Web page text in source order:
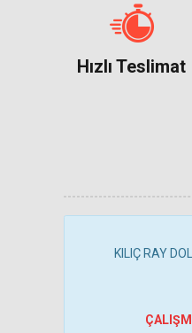
Hızlı Teslimat
KILIÇ RAY